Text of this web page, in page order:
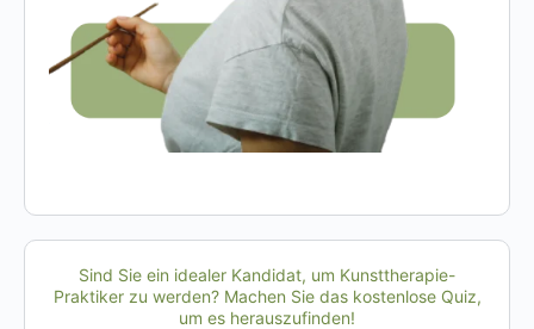
Sind Sie ein idealer Kandidat, um Kunsttherapie-
Praktiker zu werden? Machen Sie das kostenlose Quiz,
um es herauszufinden!